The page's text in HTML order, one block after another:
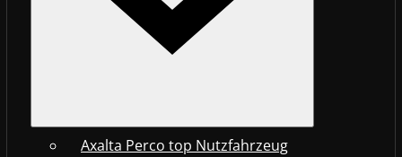
Axalta Perco top Nutzfahrzeug